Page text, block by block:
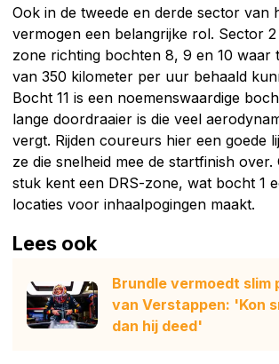
Ook in de tweede en derde sector van
vermogen een belangrijke rol. Sector
zone richting bochten 8, 9 en 10 waar
van 350 kilometer per uur behaald
Bocht 11 is een noemenswaardige
lange doordraaier is die veel
vergt. Rijden coureurs hier een goede
ze die snelheid mee de startfinish
stuk kent een DRS-zone, wat bocht 1
locaties voor inhaalpogingen maakt.
Lees ook
Brundle vermoedt slim
van Verstappen: 'Kon
dan hij deed'